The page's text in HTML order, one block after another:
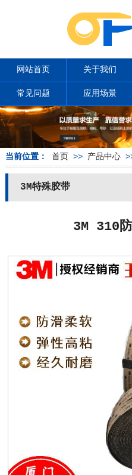
网站首页 关于我们
常见问题 应用场景
当前位置： 首页 >> 产品中心
3M特殊胶带
3M 310